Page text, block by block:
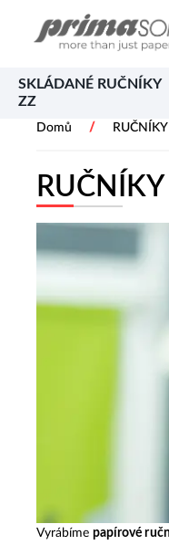
SKLÁDANÉ RUČNÍKY
ZZ
Domů /
RUČNÍKY
Vyrábímepapírové